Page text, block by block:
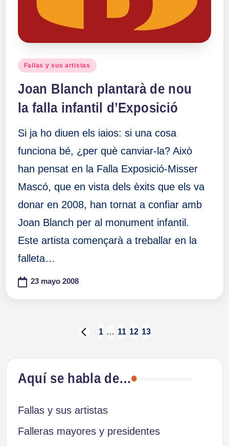
Publicado
Fallas y sus artistas
Joan Blanch plantarà de nou
la falla infantil d’Exposició
Si ja ho diuen els iaios: si una cosa
funciona bé, ¿per què canviar-la? Això
han pensat en la Falla Exposició-Misser
Mascó, que en vista dels èxits que els va
donar en 2008, han tornat a confiar amb
Joan Blanch per al monument infantil.
Este artista començarà a treballar en la
falleta…
23 mayo 2008
Paginación
de
entradas
PÁGINA
1 … 11 12 13
Aquí se habla de…
Fallas y sus artistas
Falleras mayores y presidentes